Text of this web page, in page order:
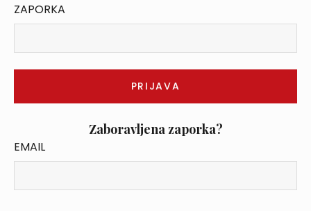
ZAPORKA
Zaboravljena zaporka?
EMAIL